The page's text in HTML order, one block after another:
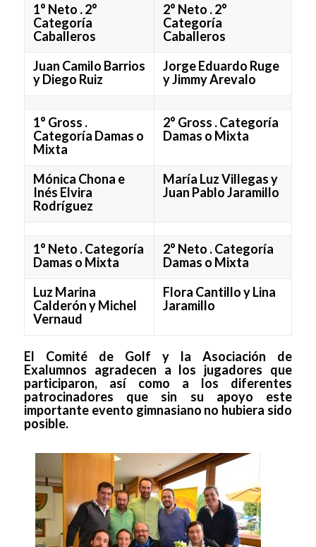
1° Neto . 2°
Categoría
Caballeros
2° Neto . 2°
Categoría
Caballeros
Juan Camilo Barrios
y Diego Ruiz
Jorge Eduardo Ruge
y Jimmy Arevalo
1° Gross .
Categoría Damas o
Mixta
2° Gross . Categoría
Damas o Mixta
Mónica Chona e
Inés Elvira
Rodríguez
María Luz Villegas y
Juan Pablo Jaramillo
1° Neto . Categoría
Damas o Mixta
2° Neto . Categoría
Damas o Mixta
Luz Marina
Calderón y Michel
Vernaud
Flora Cantillo y Lina
Jaramillo
El Comité de Golf y la Asociación de
Exalumnos agradecen a los jugadores que
participaron, así como a los diferentes
patrocinadores que sin su apoyo este
importante evento gimnasiano no hubiera sido
posible.